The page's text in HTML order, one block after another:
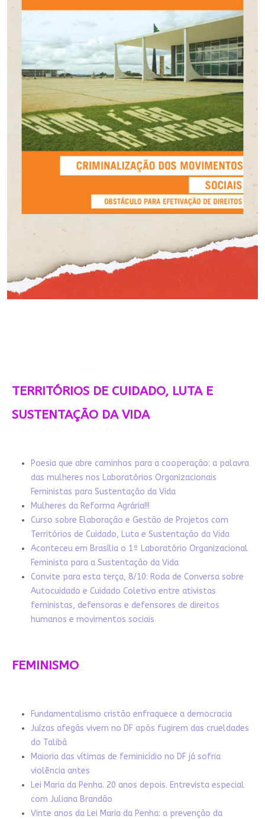
TERRITÓRIOS DE CUIDADO, LUTA E
SUSTENTAÇÃO DA VIDA
Poesia que abre caminhos para a cooperação: a palavra
das mulheres nos Laboratórios Organizacionais
Feministas para Sustentação da Vida
Mulheres da Reforma Agrária!!!
Curso sobre Elaboração e Gestão de Projetos com
Territórios de Cuidado, Luta e Sustentação da Vida
Aconteceu em Brasília o 1º Laboratório Organizacional
Feminista para a Sustentação da Vida
Convite para esta terça, 8/10: Roda de Conversa sobre
Autocuidado e Cuidado Coletivo entre ativistas
feministas, defensoras e defensores de direitos
humanos e movimentos sociais
FEMINISMO
Fundamentalismo cristão enfraquece a democracia
Juízas afegãs vivem no DF após fugirem das crueldades
do Talibã
Maioria das vítimas de feminicídio no DF já sofria
violência antes
Lei Maria da Penha. 20 anos depois. Entrevista especial
com Juliana Brandão
Vinte anos da Lei Maria da Penha: a prevenção da